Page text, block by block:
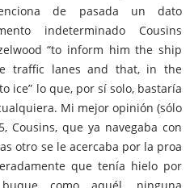
de pasada un dato
indeterminado Cousins
“to inform him the ship
traffic lanes and that, in the
ice” lo que, por sí solo, bastaría
Mi mejor opinión (sólo
Cousins, que ya navegaba con
otro se le acercaba por la proa
que tenía hielo por
como aquél, ninguna